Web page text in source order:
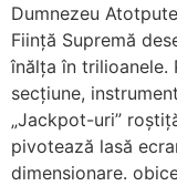
Dumnezeu
Ființă Supremă
înălța în trilioanele.
secțiune,
„Jackpot-uri”
pivotează lasă
dimensionare.